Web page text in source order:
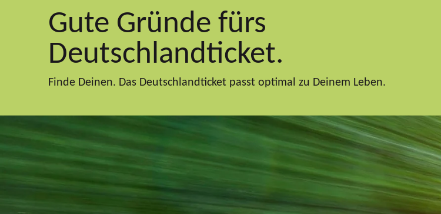
Gute Gründe fürs
Deutschlandticket.
Finde Deinen. Das Deutschlandticket passt optimal zu Deinem Leben.